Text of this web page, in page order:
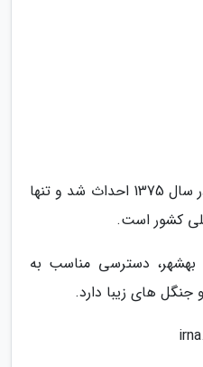
بندر امیرآباد در شمال بهشهر در سال 1375 احداث شد و تنها
کشور است.
بهشهر، دسترسی مناسب به
های زیبا دارد.